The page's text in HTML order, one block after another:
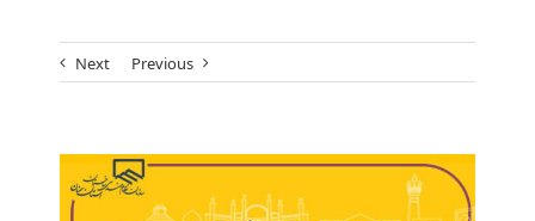
Previous
Next
View
Larger
Image